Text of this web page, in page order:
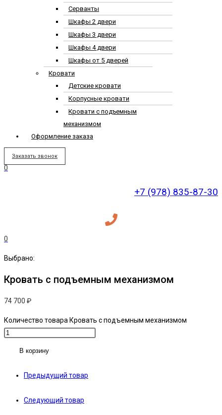
Серванты
Шкафы 2 двери
Шкафы 3 двери
Шкафы 4 двери
Шкафы от 5 дверей
Кровати
Детские кровати
Корпусные кровати
Кровати с подъемным
механизмом
Оформление заказа
Заказать звонок
0
+7 (978) 835-87-30
0
Выбрано:
Кровать с подъемным механизмом
74 700 ₽
Количество товара Кровать с подъемным механизмом
В корзину
Предыдущий товар
Следующий товар